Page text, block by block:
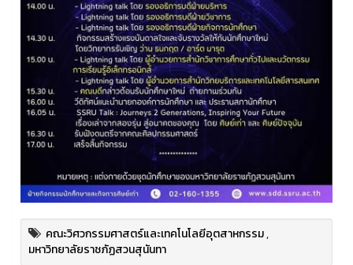
คณะวิศวกรรมศาสตร์และเทคโนโลยีอุตสาหกรรม,
มหาวิทยาลัยราชภัฏสวนสุนันทา